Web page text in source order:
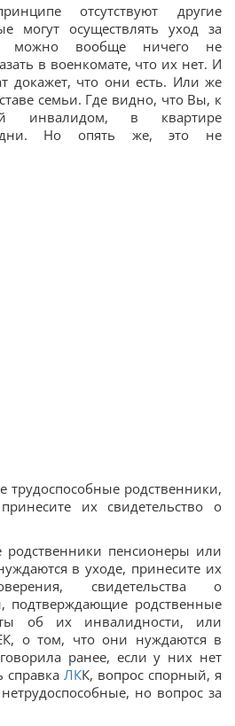
отсутствуют другие
могут осуществлять уход за
можно вообще ничего не
в военкомате, что их нет. И
докажет, что они есть. Или же
семьи. Где видно, что Вы, к
инвалидом, в квартире
одни. Но опять же, это не
трудоспособные родственники,
их свидетельство о
родственники пенсионеры или
в уходе, принесите их
свидетельства о
подтверждающие родственные
об их инвалидности, или
о том, что они нуждаются в
ранее, если у них нет
справка ЛКК, вопрос спорный, я
но вопрос за